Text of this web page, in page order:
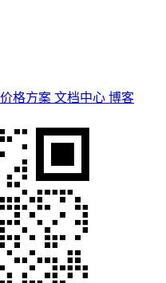
价格方案 文档中心 博客